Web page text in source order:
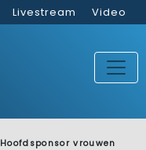
Livestream Video
Hoofdsponsor vrouwen